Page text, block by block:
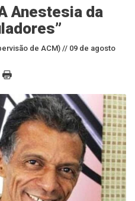
Anestesia da
de ACM) // 09 de agosto